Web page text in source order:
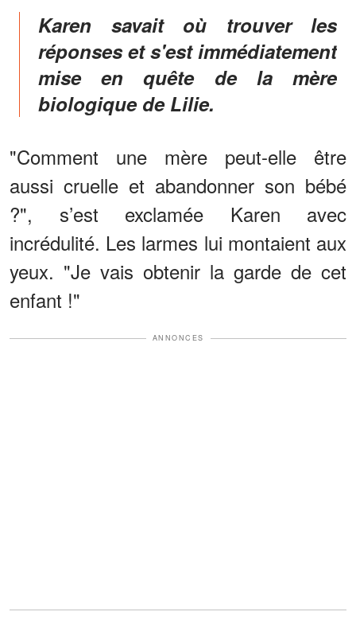
Karen savait où trouver les
réponses et s'est immédiatement
mise en quête de la mère
biologique de Lilie.
"Comment une mère peut-elle être
aussi cruelle et abandonner son bébé
?", s’est exclamée Karen avec
incrédulité. Les larmes lui montaient aux
yeux. "Je vais obtenir la garde de cet
enfant !"
ANNONCES